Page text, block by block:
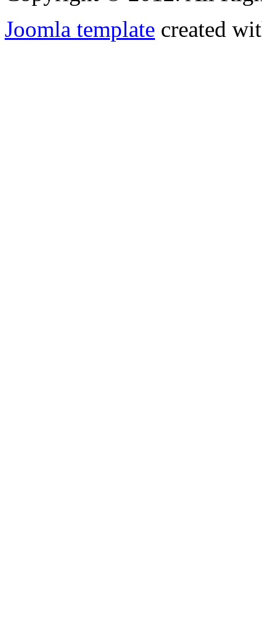
Joomla template created